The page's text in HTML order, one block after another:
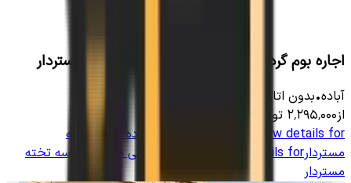
اجاره بوم گردی سنتی در آباده_اتاق سه تخته مستردار
آباده•بدون اتاق
از۲٬۲۹۵٬۰۰۰ تومان
View details for
اجاره اتاق سنتی در آباده _ سه تخته
مستردارView details for
اجاره اتاق سنتی در آباده _ سه تخته
مستردار